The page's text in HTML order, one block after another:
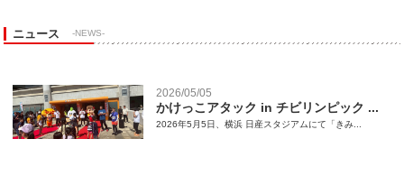
ニュース -NEWS-
2026/05/05
かけっこアタック in チビリンピック ...
2026年5月5日、横浜 日産スタジアムにて「きみ...